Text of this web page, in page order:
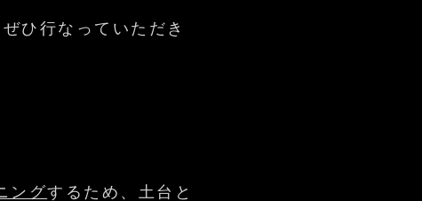
ひ行なっていただき
ングするため、土台と